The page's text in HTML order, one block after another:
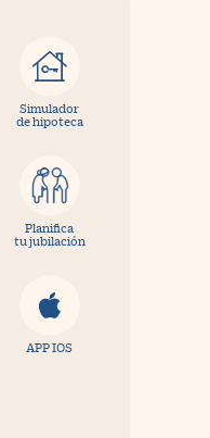
Simulador
de hipoteca
Planifica
tu jubilación
APP IOS